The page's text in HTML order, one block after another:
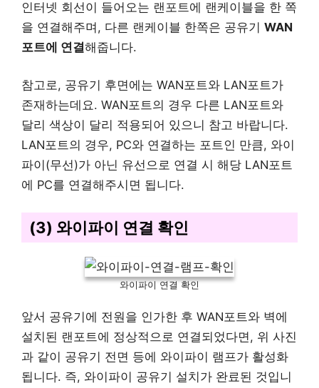
인터넷 회선이 들어오는 랜포트에 랜케이블을 한 쪽
을 연결해주며, 다른 랜케이블 한쪽은 공유기 WAN
포트에 연결해줍니다.
참고로, 공유기 후면에는 WAN포트와 LAN포트가
존재하는데요. WAN포트의 경우 다른 LAN포트와
달리 색상이 달리 적용되어 있으니 참고 바랍니다.
LAN포트의 경우, PC와 연결하는 포트인 만큼, 와이
파이(무선)가 아닌 유선으로 연결 시 해당 LAN포트
에 PC를 연결해주시면 됩니다.
(3) 와이파이 연결 확인
와이파이 연결 확인
앞서 공유기에 전원을 인가한 후 WAN포트와 벽에
설치된 랜포트에 정상적으로 연결되었다면, 위 사진
과 같이 공유기 전면 등에 와이파이 램프가 활성화
됩니다. 즉, 와이파이 공유기 설치가 완료된 것입니